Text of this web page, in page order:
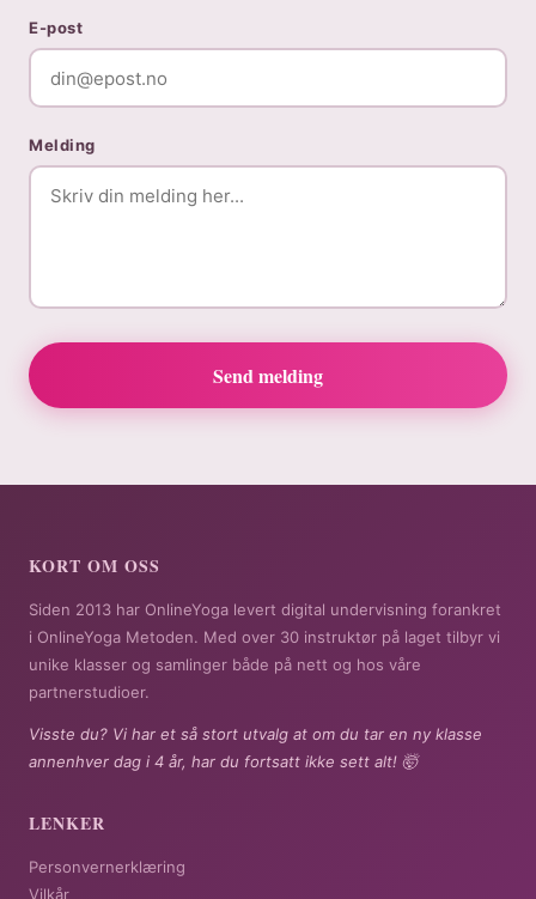
E-post
Melding
Send melding
KORT OM OSS
Siden 2013 har OnlineYoga levert digital undervisning forankret
i OnlineYoga Metoden. Med over 30 instruktør på laget tilbyr vi
unike klasser og samlinger både på nett og hos våre
partnerstudioer.
Visste du? Vi har et så stort utvalg at om du tar en ny klasse
annenhver dag i 4 år, har du fortsatt ikke sett alt! 🤯
LENKER
Personvernerklæring
Vilkår